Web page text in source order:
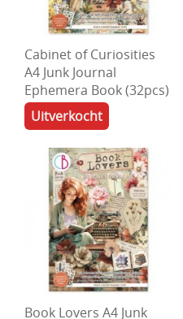
Cabinet of Curiosities
A4 Junk Journal
Ephemera Book (32pcs)
Uitverkocht
Book Lovers A4 Junk